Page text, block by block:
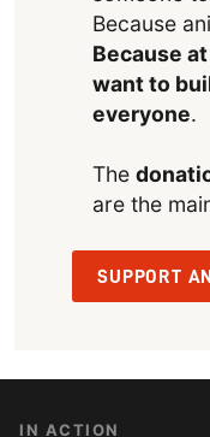
Because
Because
want to
everyone.
The
are the
SUPPORT
IN ACTION